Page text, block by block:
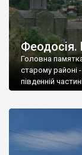
Феодосія.
Головна
старому районі
південній